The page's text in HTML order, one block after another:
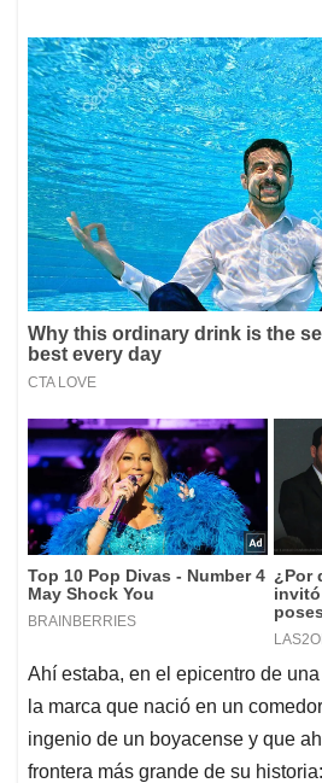
Ahí estaba, en el epicentro de
la marca que nació en un
ingenio de un boyacense y que
frontera más grande de su